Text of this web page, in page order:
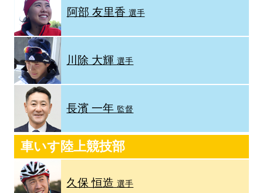
阿部 友里香 選手
川除 大輝選手
長濱 一年 監督
車いす陸上競技部
久保 恒造選手